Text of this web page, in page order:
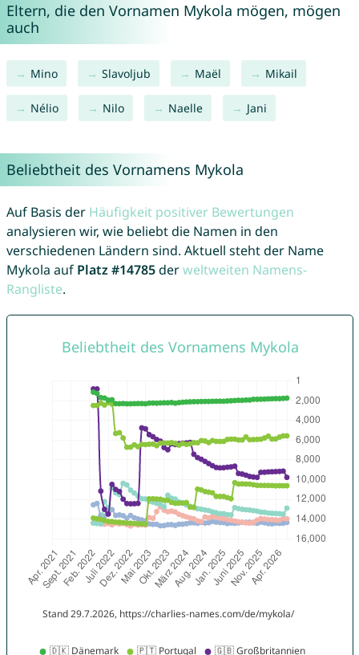
Eltern, die den Vornamen Mykola mögen, mögen
auch
Mino Slavoljub Maël Mikail
Nélio Nilo Naelle Jani
Beliebtheit des Vornamens Mykola
Auf Basis der Häufigkeit positiver Bewertungen
analysieren wir, wie beliebt die Namen in den
verschiedenen Ländern sind. Aktuell steht der Name
Mykola auf Platz #14785derweltweiten Namens-
Rangliste.